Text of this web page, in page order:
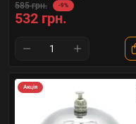
585 грн. -9%
532 грн.
Акція